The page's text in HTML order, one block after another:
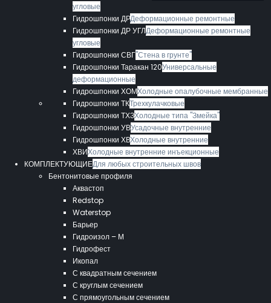
угловые
Гидрошпонки ДРДеформационные ремонтные
Гидрошпонки ДР УГЛДеформационные ремонтные
угловые
Гидрошпонки СВГ"Стена в грунте"
Гидрошпонки Таракан 120Универсальные
деформационные
Гидрошпонки ХОМХолодные опалубочные мембранные
Гидрошпонки ТКТрехкулачковые
Гидрошпонки ТХЗХолодные типа "Змейка"
Гидрошпонки УВУсадочные внутренние
Гидрошпонки ХВХолодные внутренние
ХВИХолодные внутренние инъекционные
КОМПЛЕКТУЮЩИЕДля любых строительных швов
Бентонитовые профиля
Аквастоп
Redstop
Waterstop
Барьер
Гидроизол – М
Гидрофест
Икопал
С квадратным сечением
С круглым сечением
С прямоугольным сечением